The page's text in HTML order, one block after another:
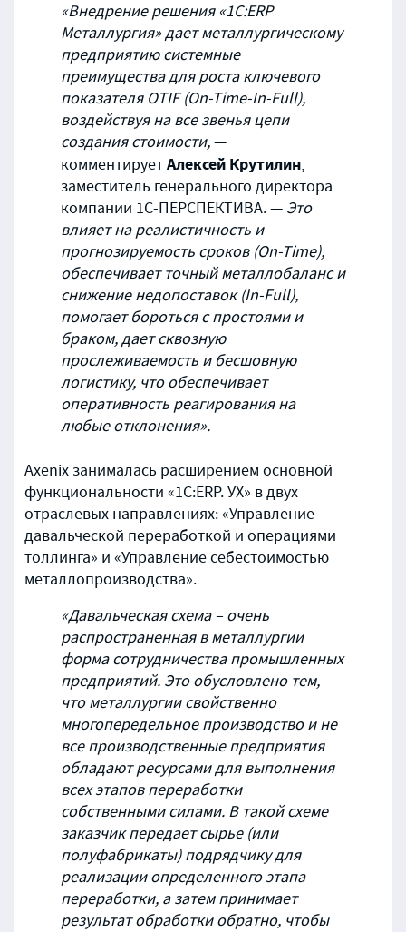
«Внедрение решения «1С:ERP
Металлургия» дает металлургическому
предприятию системные
преимущества для роста ключевого
показателя OTIF (On-Time-In-Full),
воздействуя на все звенья цепи
создания стоимости,—
комментируетАлексей Крутилин,
заместитель генерального директора
компании 1С-ПЕРСПЕКТИВА. — Это
влияет на реалистичность и
прогнозируемость сроков (On-Time),
обеспечивает точный металлобаланс и
снижение недопоставок (In-Full),
помогает бороться с простоями и
браком, дает сквозную
прослеживаемость и бесшовную
логистику, что обеспечивает
оперативность реагирования на
любые отклонения».
Axenix занималась расширением основной
функциональности «1С:ERP. УХ» в двух
отраслевых направлениях: «Управление
давальческой переработкой и операциями
толлинга» и «Управление себестоимостью
металлопроизводства».
«Давальческая схема – очень
распространенная в металлургии
форма сотрудничества промышленных
предприятий. Это обусловлено тем,
что металлургии свойственно
многопередельное производство и не
все производственные предприятия
обладают ресурсами для выполнения
всех этапов переработки
собственными силами. В такой схеме
заказчик передает сырье (или
полуфабрикаты) подрядчику для
реализации определенного этапа
переработки, а затем принимает
результат обработки обратно, чтобы